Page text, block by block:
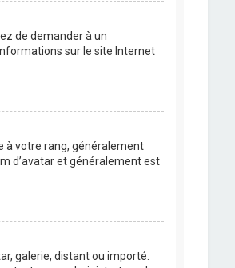
de demander à un
sur le site Internet
à votre rang, généralement
d’avatar et généralement est
galerie, distant ou importé.